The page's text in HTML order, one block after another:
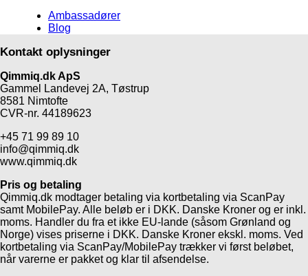
Ambassadører
Blog
Kontakt oplysninger
Qimmiq.dk ApS
Gammel Landevej 2A, Tøstrup
8581 Nimtofte
CVR-nr. 44189623
+45 71 99 89 10
info@qimmiq.dk
www.qimmiq.dk
Pris og betaling
Qimmiq.dk modtager betaling via kortbetaling via ScanPay
samt MobilePay. Alle beløb er i DKK. Danske Kroner og er inkl.
moms. Handler du fra et ikke EU-lande (såsom Grønland og
Norge) vises priserne i DKK. Danske Kroner ekskl. moms. Ved
kortbetaling via ScanPay/MobilePay trækker vi først beløbet,
når varerne er pakket og klar til afsendelse.